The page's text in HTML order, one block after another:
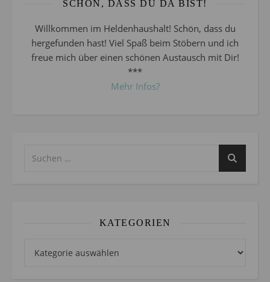
SCHÖN, DASS DU DA BIST!
Willkommen im Heldenhaushalt! Schön, dass du
hergefunden hast! Viel Spaß beim Stöbern und ich
freue mich über einen schönen Austausch mit Dir!
***
Mehr Infos?
KATEGORIEN